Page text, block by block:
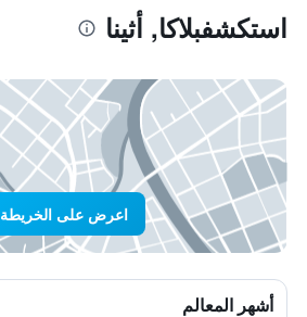
استكشفبلاكا, أثينا
اعرض على الخريطة
أشهر المعالم